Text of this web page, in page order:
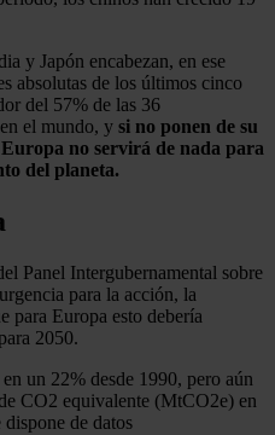
y Japón encabezan, en ese
absolutas de los últimos cinco
del 57% de las 36
el mundo, y si no ponen de su
no servirá de nada para
del planeta.
Panel Intergubernamental sobre
para la acción, la
para Europa esto debería
2050.
un 22% desde 1990, pero aún
CO2 equivalente (MtCO2e) en
de datos